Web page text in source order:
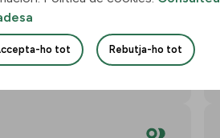
Multilingual Aphasia &
Lab. Termini: 11
15.00 h.
ho tot Rebutja-ho tot